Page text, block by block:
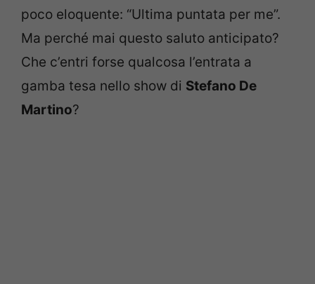
poco eloquente: “Ultima puntata per me”.
Ma perché mai questo saluto anticipato?
Che c’entri forse qualcosa l’entrata a
gamba tesa nello show di Stefano De
Martino?